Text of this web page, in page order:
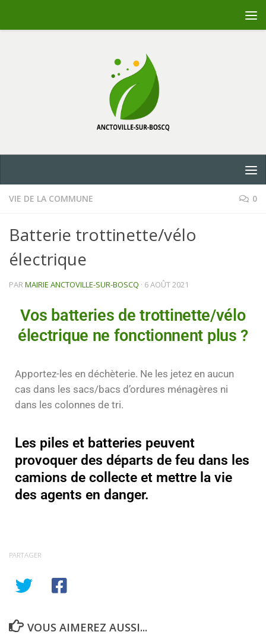
VIE DE LA COMMUNE 0
Batterie trottinette/vélo
électrique
PARMAIRIE ANCTOVILLE-SUR-BOSCQ · 6 AOÛT 2021
Vos batteries de trottinette/vélo
électrique ne fonctionnent plus ?
Apportez-les en déchèterie. Ne les jetez en aucun
cas dans les sacs/bacs d’ordures ménagères ni
dans les colonnes de tri.
Les piles et batteries peuvent
provoquer des départs de feu dans les
camions de collecte et mettre la vie
des agents en danger.
PARTAGER
VOUS AIMEREZ AUSSI...